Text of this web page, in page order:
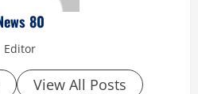
80
Editor
View All Posts